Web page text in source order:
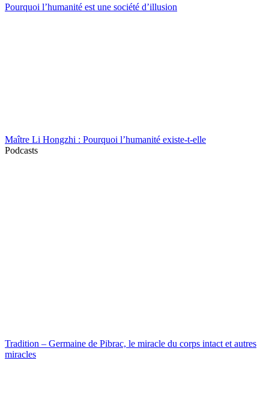
Pourquoi l’humanité est une société d’illusion
Maître Li Hongzhi : Pourquoi l’humanité existe-t-elle
Podcasts
Tradition – Germaine de Pibrac, le miracle du corps intact et autres
miracles